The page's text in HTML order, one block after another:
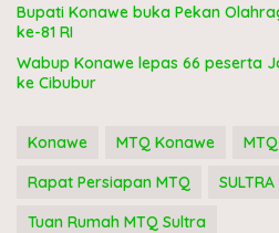
Bupati Konawe buka Pekan
ke-81 RI
Wabup Konawe lepas 66 peserta
ke Cibubur
Konawe MTQ Konawe
Rapat Persiapan MTQ
SULTRA
Tuan Rumah MTQ Sultra